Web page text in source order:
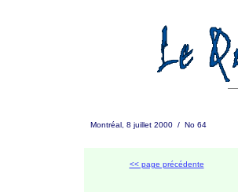
Montréal, 8 juillet 2000 / No 64
<< page précédente